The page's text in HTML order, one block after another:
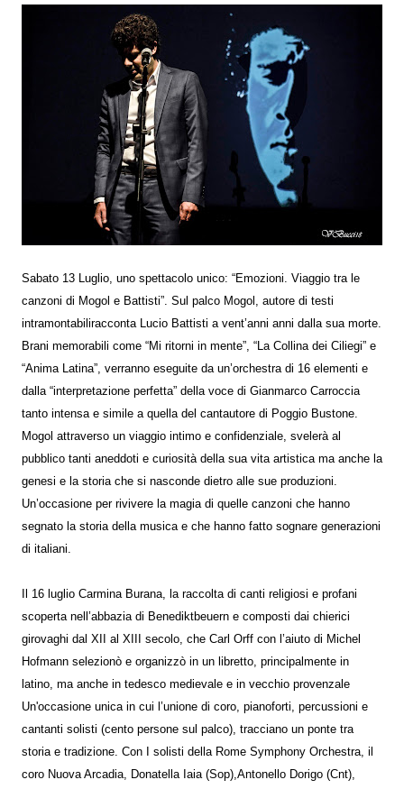
Sabato 13 Luglio, uno spettacolo unico: “Emozioni. Viaggio tra le
canzoni di Mogol e Battisti”. Sul palco Mogol, autore di testi
intramontabiliracconta Lucio Battisti a vent’anni anni dalla sua morte.
Brani memorabili come “Mi ritorni in mente”, “La Collina dei Ciliegi” e
“Anima Latina”, verranno eseguite da un’orchestra di 16 elementi e
dalla “interpretazione perfetta” della voce di Gianmarco Carroccia
tanto intensa e simile a quella del cantautore di Poggio Bustone.
Mogol attraverso un viaggio intimo e confidenziale, svelerà al
pubblico tanti aneddoti e curiosità della sua vita artistica ma anche la
genesi e la storia che si nasconde dietro alle sue produzioni.
Un’occasione per rivivere la magia di quelle canzoni che hanno
segnato la storia della musica e che hanno fatto sognare generazioni
di italiani.
Il 16 luglio Carmina Burana, la raccolta di canti religiosi e profani
scoperta nell’abbazia di Benediktbeuern e composti dai chierici
girovaghi dal XII al XIII secolo, che Carl Orff con l’aiuto di Michel
Hofmann selezionò e organizzò in un libretto, principalmente in
latino, ma anche in tedesco medievale e in vecchio provenzale
Un'occasione unica in cui l’unione di coro, pianoforti, percussioni e
cantanti solisti (cento persone sul palco), tracciano un ponte tra
storia e tradizione. Con I solisti della Rome Symphony Orchestra, il
coro Nuova Arcadia, Donatella Iaia (Sop),Antonello Dorigo (Cnt),